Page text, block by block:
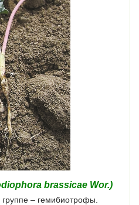
brassicae Wor.)
группе – гемибиотрофы.